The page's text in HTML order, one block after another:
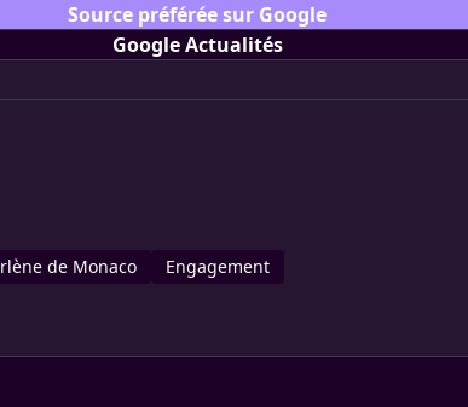
Source préférée sur Google
Google Actualités
de Monaco Engagement